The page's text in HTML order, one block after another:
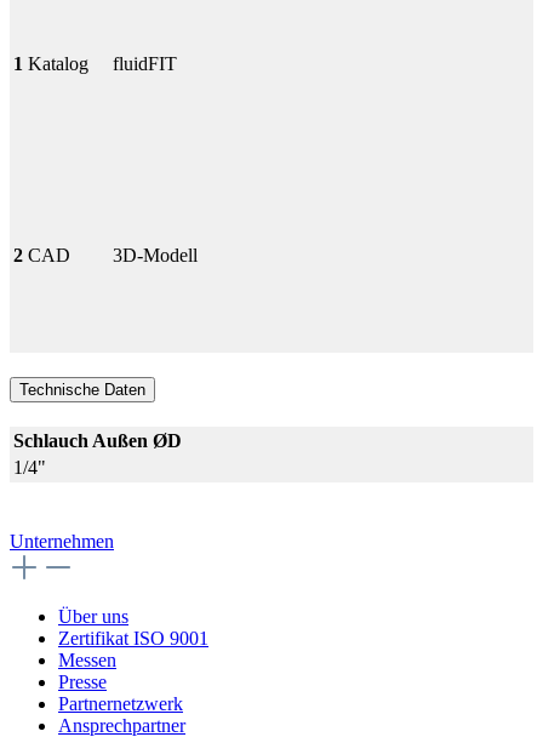
1 Katalog fluidFIT
2 CAD 3D-Modell
Technische Daten
Schlauch Außen ØD
1/4"
Unternehmen
Über uns
Zertifikat ISO 9001
Messen
Presse
Partnernetzwerk
Ansprechpartner